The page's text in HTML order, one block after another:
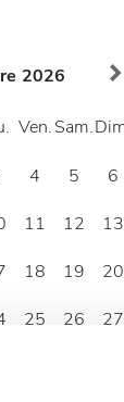
2026
Ven.Sam.
4 5
6
11 12
13
18 19
20
25 26
27